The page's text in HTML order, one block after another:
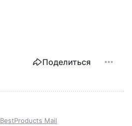
Поделиться
BestProducts Mail